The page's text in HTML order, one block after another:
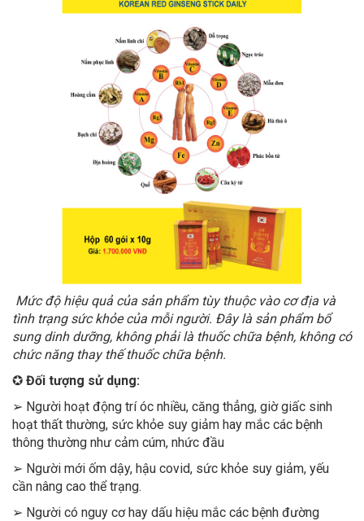
Mức độ hiệu quả của sản phẩm tùy thuộc vào cơ địa và
tình trạng sức khỏe của mỗi người. Đây là sản phẩm bổ
sung dinh dưỡng, không phải là thuốc chữa bệnh, không có
chức năng thay thế thuốc chữa bệnh.
✪ Đối tượng sử dụng:
➢ Người hoạt động trí óc nhiều, căng thẳng, giờ giấc sinh
hoạt thất thường, sức khỏe suy giảm hay mắc các bệnh
thông thường như cảm cúm, nhức đầu
➢ Người mới ốm dậy, hậu covid, sức khỏe suy giảm, yếu
cần nâng cao thể trạng.
➢ Người có nguy cơ hay dấu hiệu mắc các bệnh đường